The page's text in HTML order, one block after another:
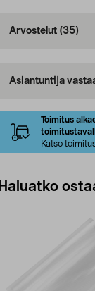
Arvostelut (35)
Asiantuntija
Toimitus
Katso
Haluatko